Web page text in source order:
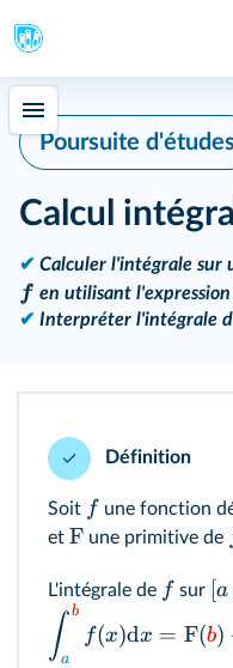
Poursuite
Calcul intégral
✔ Calculer l'intégrale sur
f en utilisant
✔ Interpréter l'intégrale
Définition
Soit f une fonction
et F une primitive de
L'intégrale de f sur [a
∫a
b
f(x)dx = F(b)